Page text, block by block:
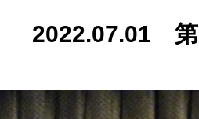
2022.07.01 第